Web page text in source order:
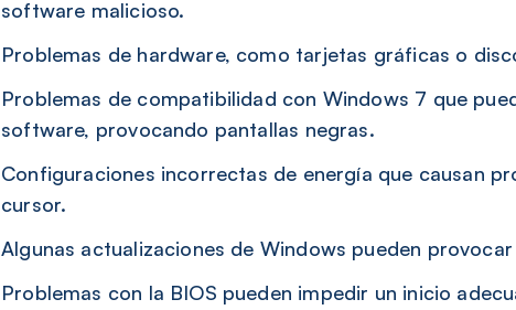
software malicioso.
Problemas de hardware, como tarjetas gráficas o
Problemas de compatibilidad con Windows 7 que
software, provocando pantallas negras.
Configuraciones incorrectas de energía que causan
cursor.
Algunas actualizaciones de Windows pueden
Problemas con la BIOS pueden impedir un inicio